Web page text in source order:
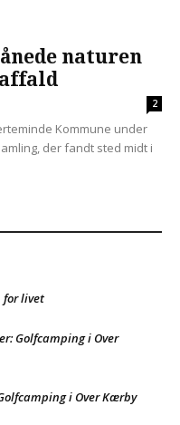
naturen
2
Kommune under
der fandt sted midt i
for livet
Golfcamping i Over
i Over Kærby